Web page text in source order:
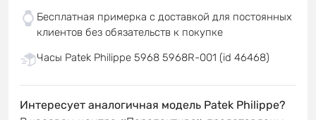
Бесплатная примерка с доставкой для постоянных
клиентов без обязательств к покупке
Часы Patek Philippe 5968 5968R-001 (id 46468)
Интересует аналогичная модель Patek Philippe?